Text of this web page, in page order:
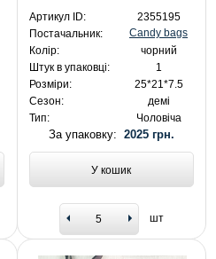
Артикул ID:
2355195
Постачальник:
Candy bags
Колір:
чорний
Штук в упаковці:
1
Розміри:
25*21*7.5
Сезон:
демі
Тип:
Чоловіча
За упаковку: 2025 грн.
У кошик
шт